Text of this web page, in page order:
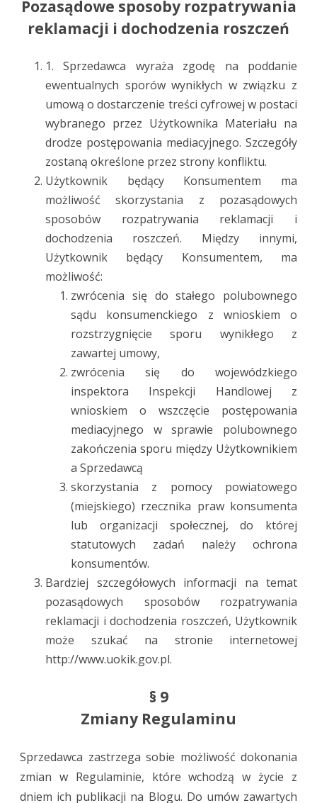
Pozasądowe sposoby rozpatrywania
reklamacji i dochodzenia roszczeń
1. Sprzedawca wyraża zgodę na poddanie
ewentualnych sporów wynikłych w związku z
umową o dostarczenie treści cyfrowej w postaci
wybranego przez Użytkownika Materiału na
drodze postępowania mediacyjnego. Szczegóły
zostaną określone przez strony konfliktu.
Użytkownik będący Konsumentem ma
możliwość skorzystania z pozasądowych
sposobów rozpatrywania reklamacji i
dochodzenia roszczeń. Między innymi,
Użytkownik będący Konsumentem, ma
możliwość:
zwrócenia się do stałego polubownego
sądu konsumenckiego z wnioskiem o
rozstrzygnięcie sporu wynikłego z
zawartej umowy,
zwrócenia się do wojewódzkiego
inspektora Inspekcji Handlowej z
wnioskiem o wszczęcie postępowania
mediacyjnego w sprawie polubownego
zakończenia sporu między Użytkownikiem
a Sprzedawcą
skorzystania z pomocy powiatowego
(miejskiego) rzecznika praw konsumenta
lub organizacji społecznej, do której
statutowych zadań należy ochrona
konsumentów.
Bardziej szczegółowych informacji na temat
pozasądowych sposobów rozpatrywania
reklamacji i dochodzenia roszczeń, Użytkownik
może szukać na stronie internetowej
http://www.uokik.gov.pl.
§ 9
Zmiany Regulaminu
Sprzedawca zastrzega sobie możliwość dokonania
zmian w Regulaminie, które wchodzą w życie z
dniem ich publikacji na Blogu. Do umów zawartych